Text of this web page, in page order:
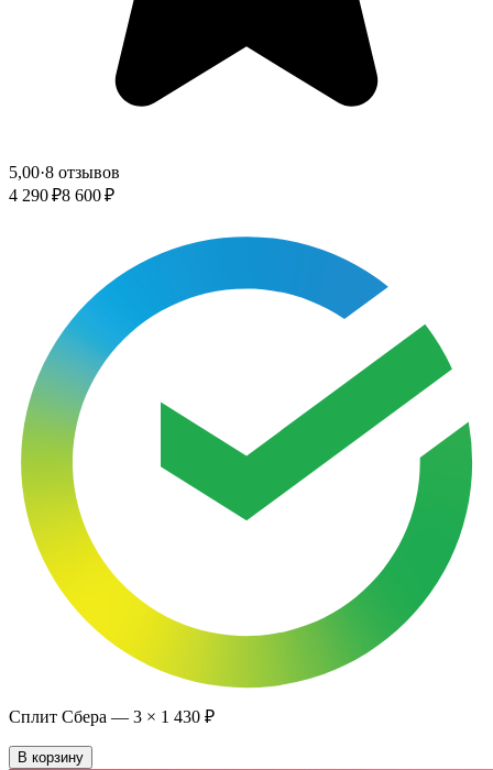
5,00·8 отзывов
4 290 ₽8 600 ₽
Сплит Сбера — 3 × 1 430 ₽
В корзину